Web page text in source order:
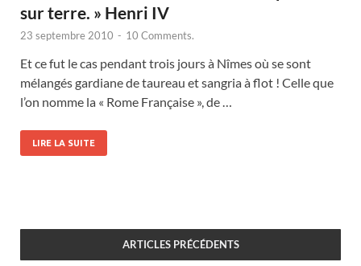
sur terre. » Henri IV
23 septembre 2010 - 10 Comments.
Et ce fut le cas pendant trois jours à Nîmes où se sont
mélangés gardiane de taureau et sangria à flot ! Celle que
l’on nomme la « Rome Française », de …
LIRE LA SUITE
ARTICLES PRÉCÉDENTS